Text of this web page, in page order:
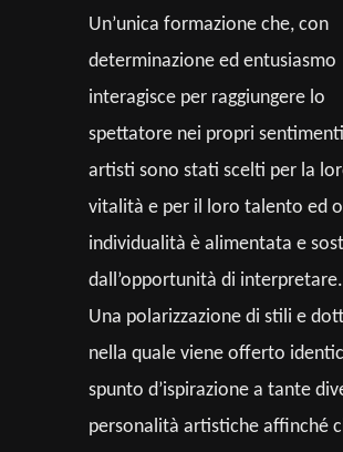
Un’unica formazione che, con
determinazione ed entusiasmo
interagisce per raggiungere lo
spettatore nei propri
artisti sono stati scelti per la
vitalità e per il loro talento ed
individualità è alimentata e
dall’opportunità di interpretare.
Una polarizzazione di stili e
nella quale viene offerto
spunto d’ispirazione a tante
personalità artistiche affinché